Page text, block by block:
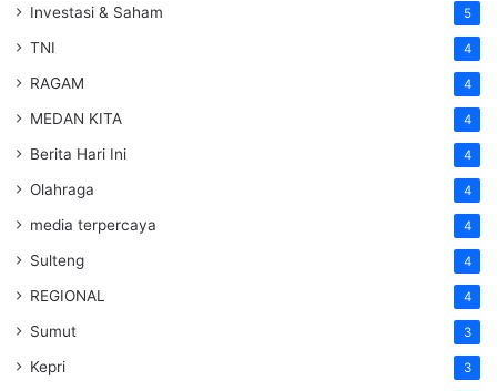
Investasi & Saham 5
TNI 4
RAGAM 4
MEDAN KITA 4
Berita Hari Ini 4
Olahraga 4
media terpercaya 4
Sulteng 4
REGIONAL 4
Sumut 3
Kepri 3